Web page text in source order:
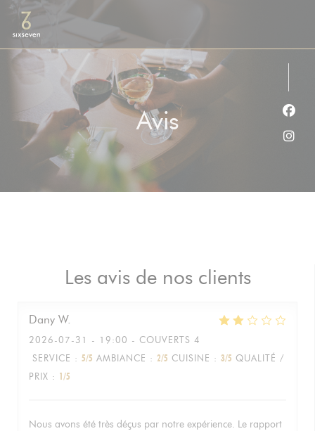
Personnalisation de vos choix en matière de cookies
Avis
Les avis de nos clients
Dany W
2026-07-31
- 19:00 - COUVERTS 4
SERVICE : 5/5 AMBIANCE : 2/5 CUISINE : 3/5 QUALITÉ /
PRIX : 1/5
Nous avons été très déçus par notre expérience. Le rapport